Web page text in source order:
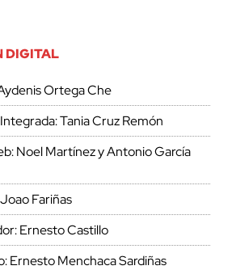
DIGITAL
Ortega Che
Tania Cruz Remón
Noel Martínez y Antonio García
Fariñas
Ernesto Castillo
Ernesto Menchaca Sardiñas